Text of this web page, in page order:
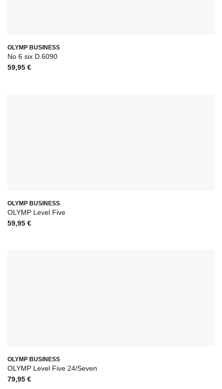
OLYMP BUSINESS
No 6 six D.6090
59,95 €
OLYMP BUSINESS
OLYMP Level Five
59,95 €
OLYMP BUSINESS
OLYMP Level Five 24/Seven
79,95 €